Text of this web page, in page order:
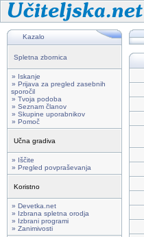
Kazalo
Spletna zbornica
» Iskanje
» Prijava za pregled zasebnih
sporočil
» Tvoja podoba
» Seznam članov
» Skupine uporabnikov
» Pomoč
Učna gradiva
» Iščite
» Pregled povpraševanja
Koristno
» Devetka.net
» Izbrana spletna orodja
» Izbrani programi
» Zanimivosti